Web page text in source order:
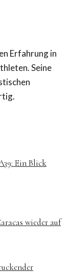
Erfahrung in
Seine
Ein Blick
wieder auf